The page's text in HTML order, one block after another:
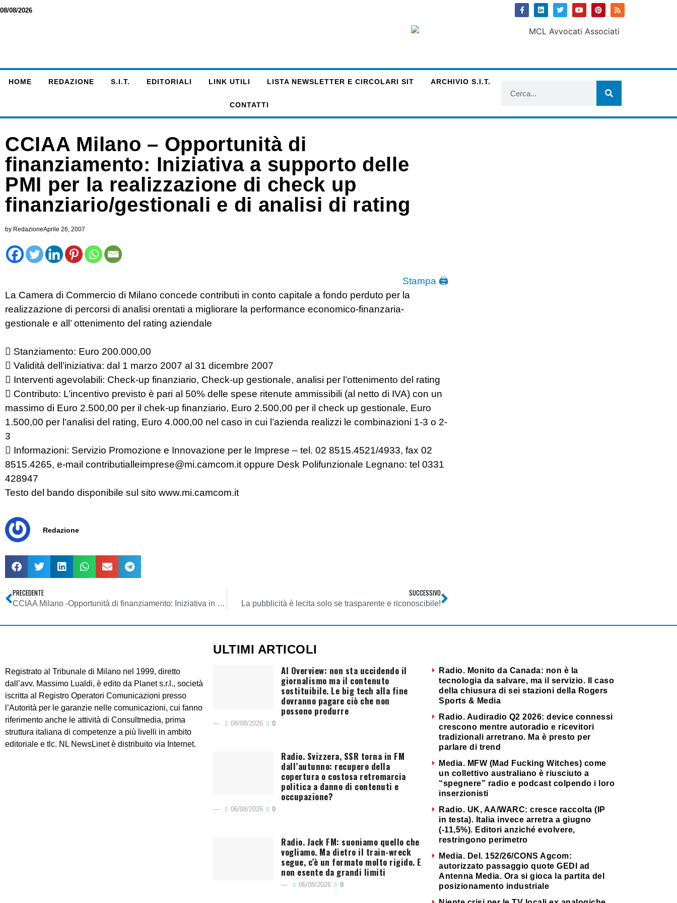
08/08/2026
HOME REDAZIONE S.I.T. EDITORIALI LINK UTILI LISTA NEWSLETTER E CIRCOLARI SIT ARCHIVIO S.I.T.
CONTATTI
CCIAA Milano – Opportunità di
finanziamento: Iniziativa a supporto delle
PMI per la realizzazione di check up
finanziario/gestionali e di analisi di rating
by RedazioneAprile 26, 2007
Stampa 🖨
La Camera di Commercio di Milano concede contributi in conto capitale a fondo perduto per la
realizzazione di percorsi di analisi orentati a migliorare la performance economico-finanzaria-
gestionale e all’ ottenimento del rating aziendale
 Stanziamento: Euro 200.000,00
 Validità dell’iniziativa: dal 1 marzo 2007 al 31 dicembre 2007
 Interventi agevolabili: Check-up finanziario, Check-up gestionale, analisi per l’ottenimento del rating
 Contributo: L’incentivo previsto è pari al 50% delle spese ritenute ammissibili (al netto di IVA) con un
massimo di Euro 2.500,00 per il chek-up finanziario, Euro 2.500,00 per il check up gestionale, Euro
1.500,00 per l’analisi del rating, Euro 4.000,00 nel caso in cui l’azienda realizzi le combinazioni 1-3 o 2-
3
 Informazioni: Servizio Promozione e Innovazione per le Imprese – tel. 02 8515.4521/4933, fax 02
8515.4265, e-mail contributialleimprese@mi.camcom.it oppure Desk Polifunzionale Legnano: tel 0331
428947
Testo del bando disponibile sul sito www.mi.camcom.it
Redazione
PRECEDENTE
CCIAA Milano -Opportunità di finanziamento: Iniziativa in conto abbattimento tassi per la realizzazione di programmi di investimento – Edizione 2007
SUCCESSIVO
La pubblicità è lecita solo se trasparente e riconoscibile!
Registrato al Tribunale di Milano nel 1999, diretto
dall’avv. Massimo Lualdi, è edito da Planet s.r.l., società
iscritta al Registro Operatori Comunicazioni presso
l’Autorità per le garanzie nelle comunicazioni, cui fanno
riferimento anche le attività di Consultmedia, prima
struttura italiana di competenze a più livelli in ambito
editoriale e tlc. NL NewsLinet è distribuito via Internet.
ULTIMI ARTICOLI
AI Overview: non sta uccidendo il
giornalismo ma il contenuto
sostituibile. Le big tech alla fine
dovranno pagare ciò che non
possono produrre
08/08/2026 0
Radio. Svizzera, SSR torna in FM
dall’autunno: recupero della
copertura o costosa retromarcia
politica a danno di contenuti e
occupazione?
06/08/2026 0
Radio. Jack FM: suoniamo quello che
vogliamo. Ma dietro il train-wreck
segue, c’è un formato molto rigido. E
non esente da grandi limiti
06/08/2026 0
Radio. Monito da Canada: non è la
tecnologia da salvare, ma il servizio. Il caso
della chiusura di sei stazioni della Rogers
Sports & Media
Radio. Audiradio Q2 2026: device connessi
crescono mentre autoradio e ricevitori
tradizionali arretrano. Ma è presto per
parlare di trend
Media. MFW (Mad Fucking Witches) come
un collettivo australiano è riusciuto a
“spegnere” radio e podcast colpendo i loro
inserzionisti
Radio. UK, AA/WARC: cresce raccolta (IP
in testa). Italia invece arretra a giugno
(-11,5%). Editori anziché evolvere,
restringono perimetro
Media. Del. 152/26/CONS Agcom:
autorizzato passaggio quote GEDI ad
Antenna Media. Ora si gioca la partita del
posizionamento industriale